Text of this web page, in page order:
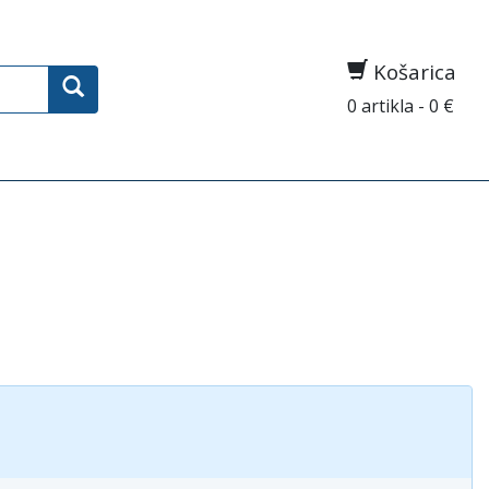
Košarica
0 artikla - 0 €